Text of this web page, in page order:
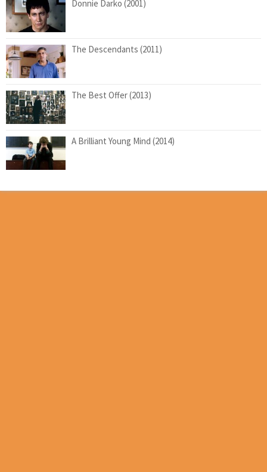
Donnie Darko (2001)
The Descendants (2011)
The Best Offer (2013)
A Brilliant Young Mind (2014)